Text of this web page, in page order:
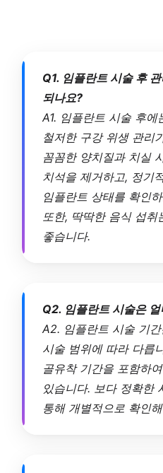
Q1. 임플란트 시술 후
되나요?
A1. 임플란트 시술 후에
철저한 구강 위생 관리
꼼꼼한 양치질과 치실
치석을 제거하고, 정기
임플란트 상태를 확인
또한, 딱딱한 음식 섭취
좋습니다.
Q2. 임플란트 시술은
A2. 임플란트 시술 기
시술 범위에 따라 다릅
골유착 기간을 포함하
있습니다. 보다 정확한
통해 개별적으로 확인